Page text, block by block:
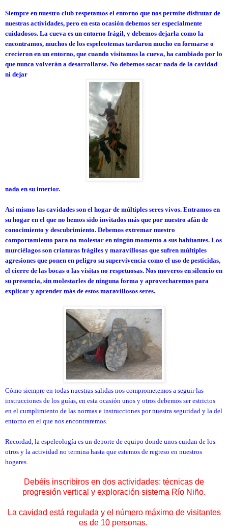
Siempre en nuestro club respetamos el entorno que nos permite disfrutar de
nuestras actividades, pero en esta ocasión debemos ser especialmente
cuidadosos. La cueva es un entorno frágil, y debemos dejarla como la
encontramos, muchos de los espeleotemas tardaron mucho en formarse o
crecieron en un entorno, que cuando visitamos la cueva, ha cambiado por lo
que nunca volverán a desarrollarse. No debemos sacar nada de la cavidad
ni dejar
nada en su interior.
Así mismo las cavidades son el hogar de múltiples seres vivos. Entramos en
su hogar en el que no hemos sido invitados más que por nuestro afán de
conocimiento y descubrimiento. Debemos extremar nuestro
comportamiento para no molestar en ningún momento a sus habitantes. Los
murciélagos son criaturas frágiles y maravillosas que sufren múltiples
agresiones que ponen en peligro su supervivencia como el uso de pesticidas,
el cierre de las bocas o las visitas no respetuosas. Nos moveros en silencio en
su presencia, sin molestarles de ninguna forma y aprovecharemos para
explicar y aprender más de estos maravillosos seres.
Cómo siempre en todas nuestras salidas nos comprometemos a seguir las
instrucciones de los guías, en esta ocasión unos y otros debemos ser estrictos
en el cumplimiento de las normas e instrucciones por nuestra seguridad y la del
entorno en el que nos encontraremos.
Recordad, la espeleología es un deporte de equipo donde unos cuidan de los
otros y la actividad no termina hasta que estemos de regreso en nuestros
hogares.
Debéis inscribiros en dos actividades: técnicas de
progresión vertical y exploración sistema Río Niño.
La cavidad está regulada y el número máximo de visitantes
es de 10 personas.